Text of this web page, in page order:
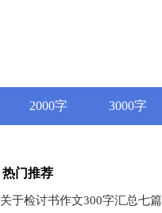
2000字 3000字
热门推荐
关于检讨书作文300字汇总七篇